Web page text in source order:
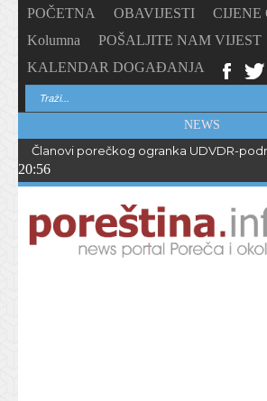
POČETNA OBAVIJESTI
CIJENE
Kolumna
POŠALJITE NAM VIJEST
KALENDAR DOGAĐANJA
NEWS
Članovi porečkog ogranka UDVDR-
20:56